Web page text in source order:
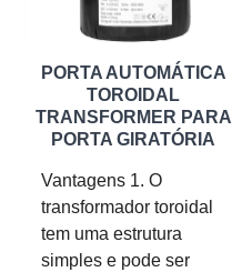
PORTA AUTOMÁTICA
TOROIDAL
TRANSFORMER PARA
PORTA GIRATÓRIA
Vantagens 1. O
transformador toroidal
tem uma estrutura
simples e pode ser